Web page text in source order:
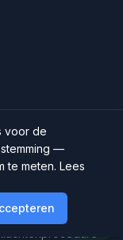
voor de
—
te meten. Lees